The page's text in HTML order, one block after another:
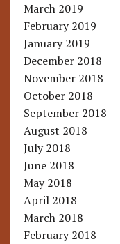
March 2019
February 2019
January 2019
December 2018
November 2018
October 2018
September 2018
August 2018
July 2018
June 2018
May 2018
April 2018
March 2018
February 2018